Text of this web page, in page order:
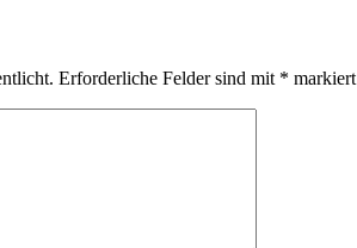
Erforderliche Felder sind mit * markiert